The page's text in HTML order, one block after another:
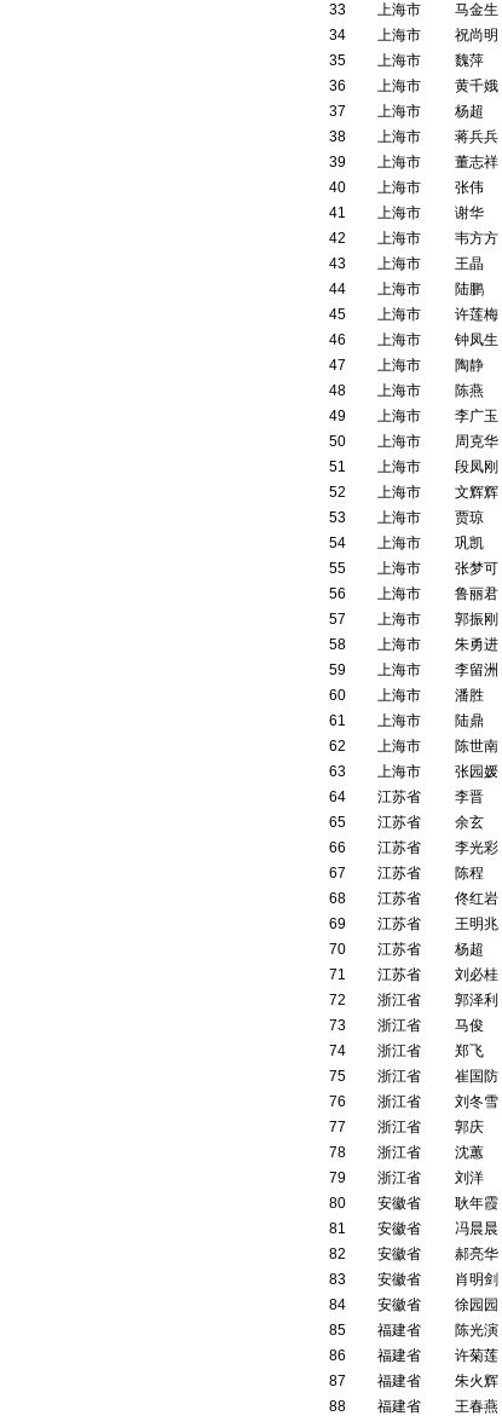
33
上海市 马金生
34
上海市 祝尚明
35
上海市 魏萍
36
上海市 黄千娥
37
上海市 杨超
38
上海市 蒋兵兵
39
上海市 董志祥
40
上海市 张伟
41
上海市 谢华
42
上海市 韦方方
43
上海市 王晶
44
上海市 陆鹏
45
上海市 许莲梅
46
上海市 钟凤生
47
上海市 陶静
48
上海市 陈燕
49
上海市 李广玉
50
上海市 周克华
51
上海市 段凤刚
52
上海市 文辉辉
53
上海市 贾琼
54
上海市 巩凯
55
上海市 张梦可
56
上海市 鲁丽君
57
上海市 郭振刚
58
上海市 朱勇进
59
上海市 李留洲
60
上海市 潘胜
61
上海市 陆鼎
62
上海市 陈世南
63
上海市 张园媛
64
江苏省 李晋
65
江苏省 余玄
66
江苏省 李光彩
67
江苏省 陈程
68
江苏省 佟红岩
69
江苏省 王明兆
70
江苏省 杨超
71
江苏省 刘必桂
72
浙江省 郭泽利
73
浙江省 马俊
74
浙江省 郑飞
75
浙江省 崔国防
76
浙江省 刘冬雪
77
浙江省 郭庆
78
浙江省 沈蕙
79
浙江省 刘洋
80
安徽省 耿年霞
81
安徽省 冯晨晨
82
安徽省 郝亮华
83
安徽省 肖明剑
84
安徽省 徐园园
85
福建省 陈光演
86
福建省 许菊莲
87
福建省 朱火辉
88
福建省 王春燕